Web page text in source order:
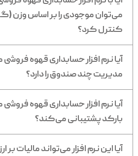
می‌توان موجودی را بر اساس وزن
کنترل کرد؟
آیا نرم افزار حسابداری قهوه
مدیریت چند صندوق را دارد؟
آیا نرم افزار حسابداری قهوه
بارکد پشتیبانی می‌کند؟
آیا این نرم افزار می‌تواند مالیات بر